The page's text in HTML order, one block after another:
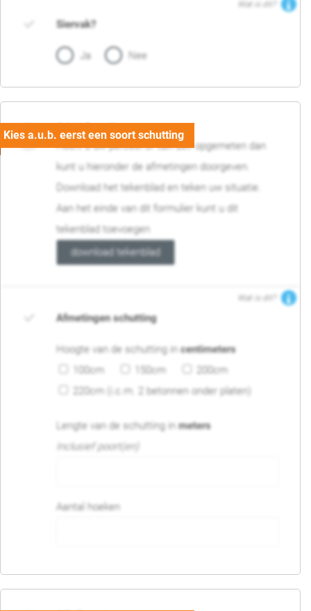
Wat is dit?
Siervak?
Ja Nee
04. Afmetingen
Heeft u uw perceel of tuin zelf opgemeten dan
kunt u hieronder de afmetingen doorgeven.
Download het tekenblad en teken uw situatie.
Aan het einde van dit formulier kunt u dit
tekenblad toevoegen
download tekenblad
Wat is dit?
Afmetingen schutting
Hoogte van de schutting incentimeters
100cm
150cm
200cm
220cm (i.c.m. 2 betonnen onder platen)
Lengte van de schutting inmeters
Inclusief poort(en)
Aantal hoeken